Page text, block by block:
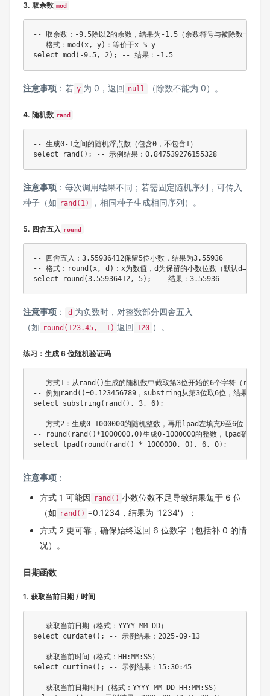
3. 取余数 mod
-- 取余数：-9.5除以2的余数，结果为-1.5（余数符号与被除数一致）
-- 格式：mod(x, y)：等价于x % y
注意事项 ：若 y 为 0，返回 null （除数不能为 0）。
4. 随机数 rand
-- 生成0-1之间的随机浮点数（包含0，不包含1）
注意事项 ：每次调用结果不同；若需固定随机序列，可传入
种子（如 rand(1) ，相同种子生成相同序列）。
5. 四舍五入 round
-- 四舍五入：3.55936412保留5位小数，结果为3.55936
-- 格式：round(x, d)：x为数值，d为保留的小数位数（默认d=0，即
注意事项 ： d 为负数时，对整数部分四舍五入
（如 round(123.45, -1) 返回 120 ）。
练习：生成 6 位随机验证码
-- 方式1：从rand()生成的随机数中截取第3位开始的6个字符（
-- 例如rand()=0.123456789，substring从第3位取6位，结果为
select substring(rand(), 3, 6);
-- 方式2：生成0-1000000的随机整数，再用lpad左填充0至6位（确保
-- round(rand()*1000000,0)生成0-1000000的整数，lpad确保不足
注意事项 ：
方式 1 可能因 rand() 小数位数不足导致结果短于 6 位
（如 rand() =0.1234，结果为 '1234'）；
方式 2 更可靠，确保始终返回 6 位数字（包括补 0 的情
况）。
日期函数
1. 获取当前日期 / 时间
-- 获取当前日期（格式：YYYY-MM-DD）
select curdate(); -- 示例结果：2025-09-13
-- 获取当前时间（格式：HH:MM:SS）
select curtime(); -- 示例结果：15:30:45
-- 获取当前日期时间（格式：YYYY-MM-DD HH:MM:SS）